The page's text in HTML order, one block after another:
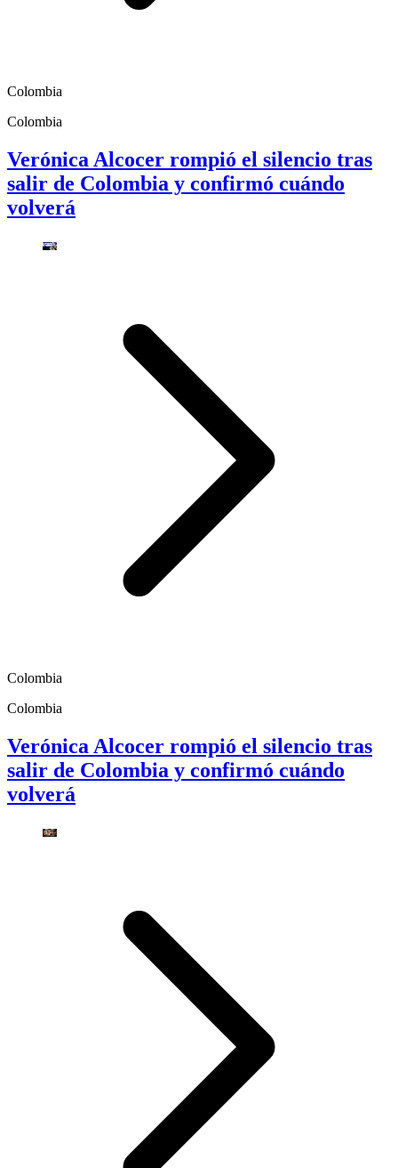
Colombia
Colombia
Verónica Alcocer rompió el silencio tras
salir de Colombia y confirmó cuándo
volverá
Colombia
Colombia
Verónica Alcocer rompió el silencio tras
salir de Colombia y confirmó cuándo
volverá